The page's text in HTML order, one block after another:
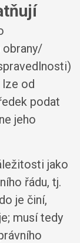
od
podat
jeho
jako
řádu, tj.
je činí,
musí tedy